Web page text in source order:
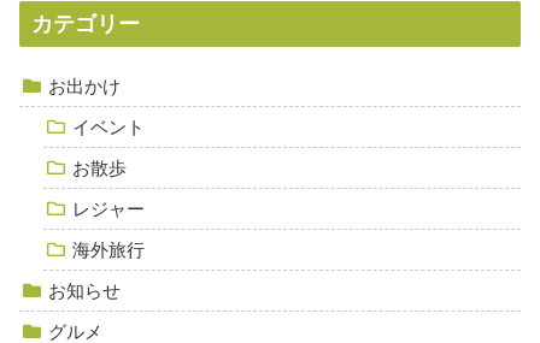
カテゴリー
お出かけ
イベント
お散歩
レジャー
海外旅行
お知らせ
グルメ